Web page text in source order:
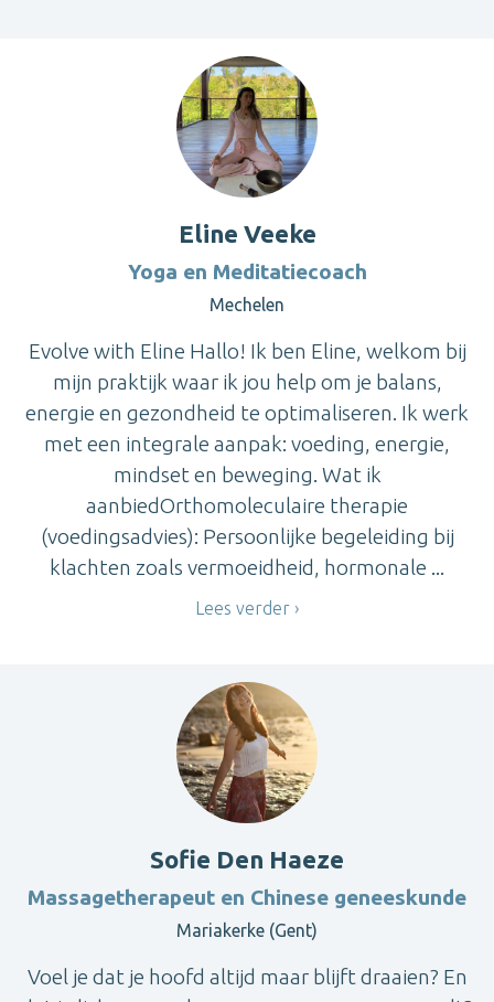
Eline Veeke
Yoga en Meditatiecoach
Mechelen
Evolve with Eline Hallo! Ik ben Eline, welkom bij
mijn praktijk waar ik jou help om je balans,
energie en gezondheid te optimaliseren. Ik werk
met een integrale aanpak: voeding, energie,
mindset en beweging. Wat ik
aanbiedOrthomoleculaire therapie
(voedingsadvies): Persoonlijke begeleiding bij
klachten zoals vermoeidheid, hormonale ...
Lees verder
Sofie Den Haeze
Massagetherapeut en Chinese geneeskunde
Mariakerke (Gent)
Voel je dat je hoofd altijd maar blijft draaien? En